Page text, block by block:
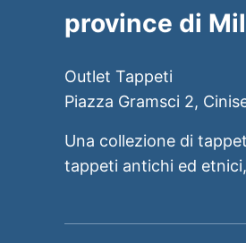
province di
Outlet Tappeti
Piazza Gramsci 2,
Una collezione di
tappeti antichi ed